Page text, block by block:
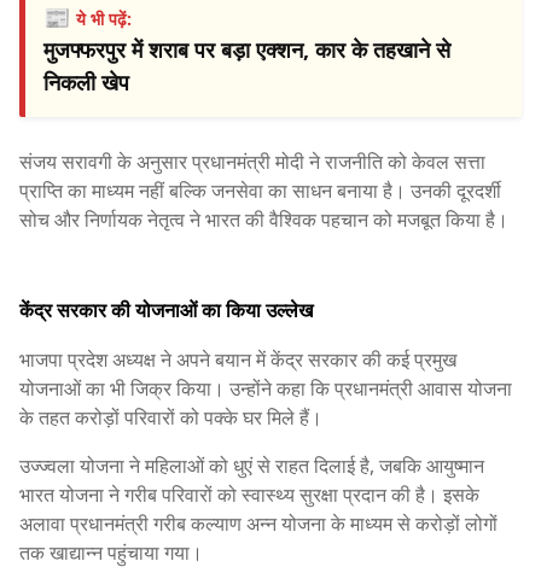
📰ये भी पढ़ें:
मुजफ्फरपुर में शराब पर बड़ा एक्शन, कार के तहखाने से
निकली खेप
संजय सरावगी के अनुसार प्रधानमंत्री मोदी ने राजनीति को केवल सत्ता
प्राप्ति का माध्यम नहीं बल्कि जनसेवा का साधन बनाया है। उनकी दूरदर्शी
सोच और निर्णायक नेतृत्व ने भारत की वैश्विक पहचान को मजबूत किया है।
केंद्र सरकार की योजनाओं का किया उल्लेख
भाजपा प्रदेश अध्यक्ष ने अपने बयान में केंद्र सरकार की कई प्रमुख
योजनाओं का भी जिक्र किया। उन्होंने कहा कि प्रधानमंत्री आवास योजना
के तहत करोड़ों परिवारों को पक्के घर मिले हैं।
उज्ज्वला योजना ने महिलाओं को धुएं से राहत दिलाई है, जबकि आयुष्मान
भारत योजना ने गरीब परिवारों को स्वास्थ्य सुरक्षा प्रदान की है। इसके
अलावा प्रधानमंत्री गरीब कल्याण अन्न योजना के माध्यम से करोड़ों लोगों
तक खाद्यान्न पहुंचाया गया।